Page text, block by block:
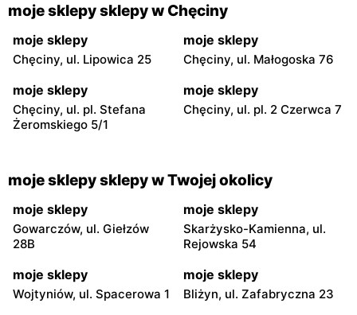
moje sklepy sklepy w Chęciny
moje sklepy
Chęciny, ul. Lipowica 25
moje sklepy
Chęciny, ul. Małogoska 76
moje sklepy
Chęciny, ul. pl. Stefana
Żeromskiego 5/1
moje sklepy
Chęciny, ul. pl. 2 Czerwca 7
moje sklepy sklepy w Twojej okolicy
moje sklepy
Gowarczów, ul. Giełzów
28B
moje sklepy
Skarżysko-Kamienna, ul.
Rejowska 54
moje sklepy
Wojtyniów, ul. Spacerowa 1
moje sklepy
Bliżyn, ul. Zafabryczna 23